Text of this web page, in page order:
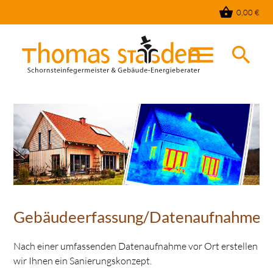
shopping_basket 0,00 €
menu search
Suchbegriffe
Gebäudeerfassung/Datenaufnahme
Nach einer umfassenden Datenaufnahme vor Ort erstellen
wir Ihnen ein Sanierungskonzept.